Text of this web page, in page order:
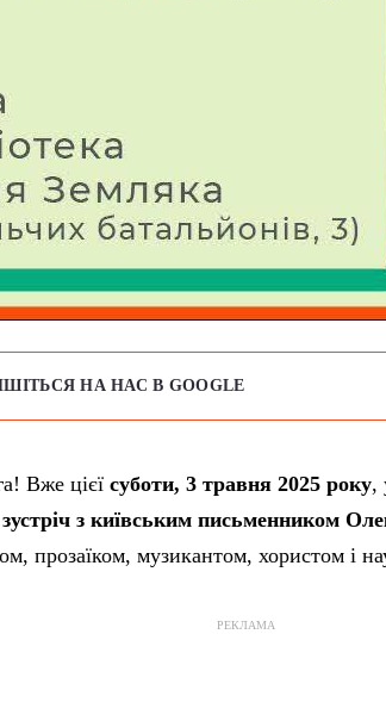
НА НАС В GOOGLE
Вже цієї суботи, 3 травня 2025 року,
з київським письменником
прозаїком, музикантом, хористом і
РЕКЛАМА